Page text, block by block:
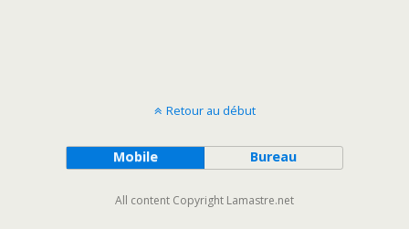
Retour au début
Mobile Bureau
All content Copyright Lamastre.net